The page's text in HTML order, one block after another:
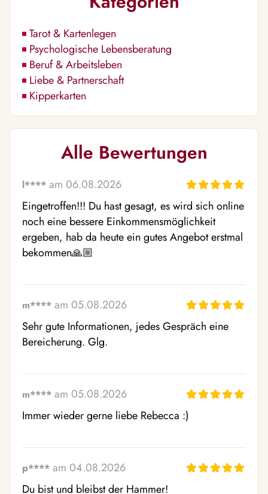
Tarot & Kartenlegen
Psychologische Lebensberatung
Beruf & Arbeitsleben
Liebe & Partnerschaft
Kipperkarten
Alle Bewertungen
l**** am 06.08.2026
Eingetroffen!!! Du hast gesagt, es wird sich online
noch eine bessere Einkommensmöglichkeit
ergeben, hab da heute ein gutes Angebot erstmal
bekommen🙏🏼
m**** am 05.08.2026
Sehr gute Informationen, jedes Gespräch eine
Bereicherung. Glg.
m**** am 05.08.2026
Immer wieder gerne liebe Rebecca :)
p**** am 04.08.2026
Du bist und bleibst der Hammer!